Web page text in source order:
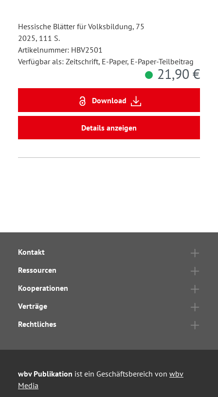
Hessische Blätter für Volksbildung, 75
2025, 111 S.
Artikelnummer: HBV2501
Verfügbar als: Zeitschrift, E-Paper, E-Paper-Teilbeitrag
21,90 €
Download
Details anzeigen
Kontakt
Ressourcen
Kooperationen
Verträge
Rechtliches
wbv Publikation ist ein Geschäftsbereich von wbv
Media